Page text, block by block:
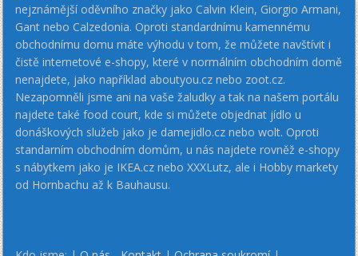
nejznámější oděvního značky jako Calvin Klein, Giorgio Armani,
Gant nebo Calzedonia. Oproti standardnímu kamennému
obchodnímu domu máte výhodu v tom, že můžete navštívit i
čistě internetové e-shopy, které v normálním obchodním domě
nenajdete, jako například aboutyou.cz nebo zoot.cz.
Nezapomněli jsme ani na vaše žaludky a tak na našem portálu
najdete také food court, kde si můžete objednat jídlo u
donáškových služeb jako je damejidlo.cz nebo wolt. Oproti
standarním obchodním domům, u nás najdete rovněž e-shopy
s nábytkem jako je IKEA.cz nebo XXXLutz, ale i Hobby markety
od Hornbachu až k Bauhausu.